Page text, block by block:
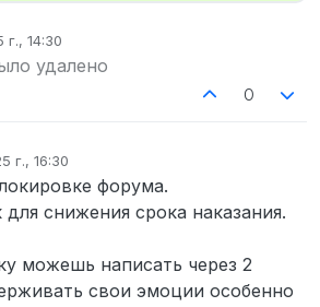
г., 14:30
удалено
0
г., 16:30
форума.
снижения срока наказания.
можешь написать через 2
свои эмоции особенно